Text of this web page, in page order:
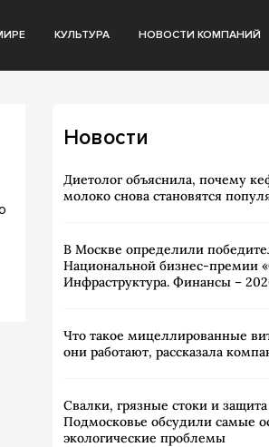
КУЛЬТУРА НОВОСТИ КОМПАНИЙ
Новости
Диетолог объяснила, почему
молоко снова становятся
В Москве определили
Национальной бизнес-премии
Инфраструктура. Финансы –
Что такое мицеллированные
они работают, рассказала
Свалки, грязные стоки и
Подмосковье обсудили самые
экологические проблемы